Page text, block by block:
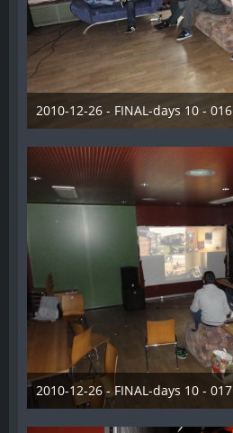
2010-12-26 - FINAL-days 10 - 016
28. Dezember 2012
2010-12-26 - FINAL-days 10 - 017
28. Dezember 2012